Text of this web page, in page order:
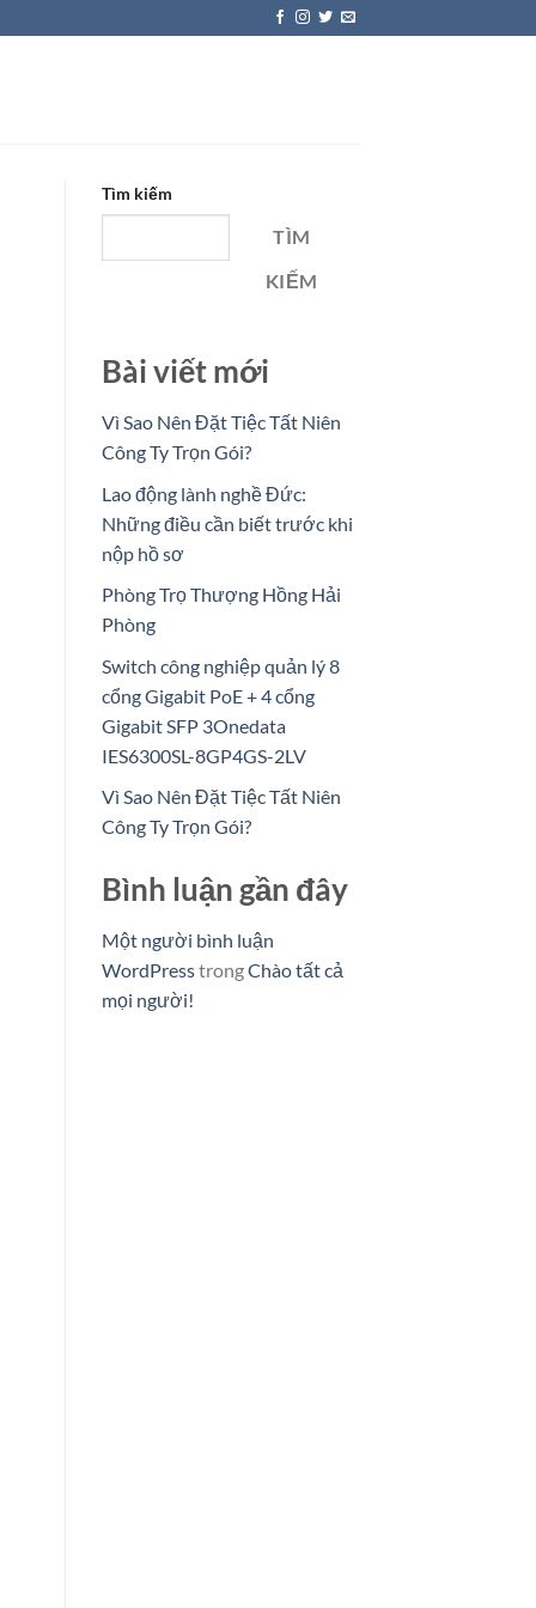
Tìm kiếm
TÌM
KIẾM
Bài viết mới
Vì Sao Nên Đặt Tiệc Tất Niên
Công Ty Trọn Gói?
Lao động lành nghề Đức:
Những điều cần biết trước khi
nộp hồ sơ
Phòng Trọ Thượng Hồng Hải
Phòng
Switch công nghiệp quản lý 8
cổng Gigabit PoE + 4 cổng
Gigabit SFP 3Onedata
IES6300SL-8GP4GS-2LV
Vì Sao Nên Đặt Tiệc Tất Niên
Công Ty Trọn Gói?
Bình luận gần đây
Một người bình luận
WordPresstrongChào tất cả
mọi người!